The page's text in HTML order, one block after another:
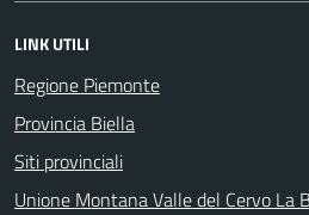
LINK UTILI
Regione Piemonte
Provincia Biella
Siti provinciali
Unione Montana Valle del Cervo La